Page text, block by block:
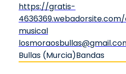
https://gratis-
musical
Bullas (Murcia)Bandas